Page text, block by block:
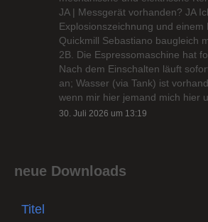
JA | Messgerät vorhanden? JA
Explosionszeichnung und einem
Quickmill Sebastiano baugleich
2B. Die Espressomaschine hat
Nach dem Einschalten läuft
an; Wasser (via Tank) ist
wenn mir hier jemand mich hier
30. Juli 2026 um 13:19
neue Downloads
Titel